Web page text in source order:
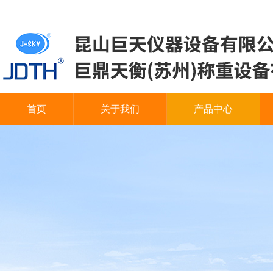
首页 关于我们 产品中心